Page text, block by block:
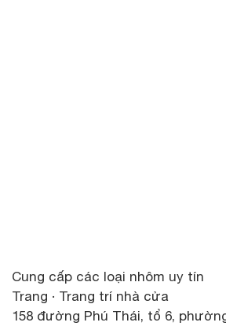
Cung cấp các loại nhôm uy tín
Trang · Trang trí nhà cửa
158 đường Phú Thái, tổ 6,